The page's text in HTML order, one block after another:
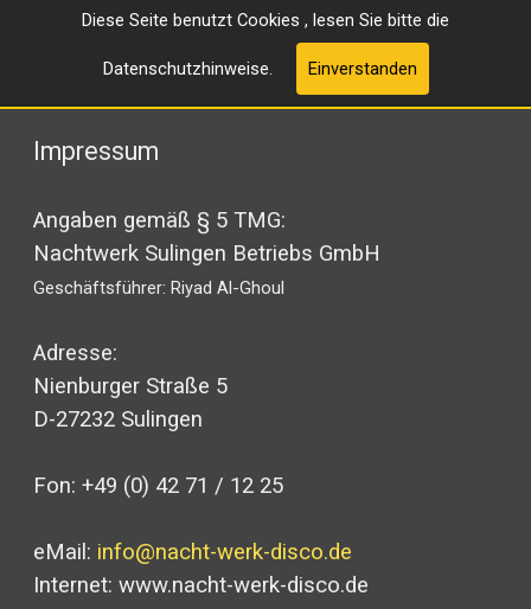
Diese Seite benutzt Cookies , lesen Sie bitte die
Datenschutzhinweise. Einverstanden
Impressum
Angaben gemäß § 5 TMG:
Nachtwerk Sulingen Betriebs GmbH
Geschäftsführer: Riyad Al-Ghoul
Adresse:
Nienburger Straße 5
D-27232 Sulingen
Fon: +49 (0) 42 71 / 12 25
eMail: info@nacht-werk-disco.de
Internet: www.nacht-werk-disco.de